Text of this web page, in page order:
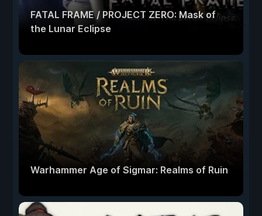
FATAL FRAME / PROJECT ZERO: Mask of
the Lunar Eclipse
Warhammer Age of Sigmar: Realms of Ruin